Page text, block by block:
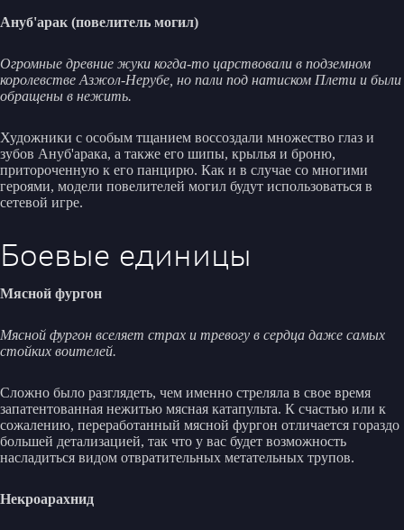
Ануб'арак (повелитель могил)
Огромные древние жуки когда-то царствовали в подземном
королевстве Азжол-Нерубе, но пали под натиском Плети и были
обращены в нежить.
Художники с особым тщанием воссоздали множество глаз и
зубов Ануб'арака, а также его шипы, крылья и броню,
притороченную к его панцирю. Как и в случае со многими
героями, модели повелителей могил будут использоваться в
сетевой игре.
Боевые единицы
Мясной фургон
Мясной фургон вселяет страх и тревогу в сердца даже самых
стойких воителей.
Сложно было разглядеть, чем именно стреляла в свое время
запатентованная нежитью мясная катапульта. К счастью или к
сожалению, переработанный мясной фургон отличается гораздо
большей детализацией, так что у вас будет возможность
насладиться видом отвратительных метательных трупов.
Некроарахнид